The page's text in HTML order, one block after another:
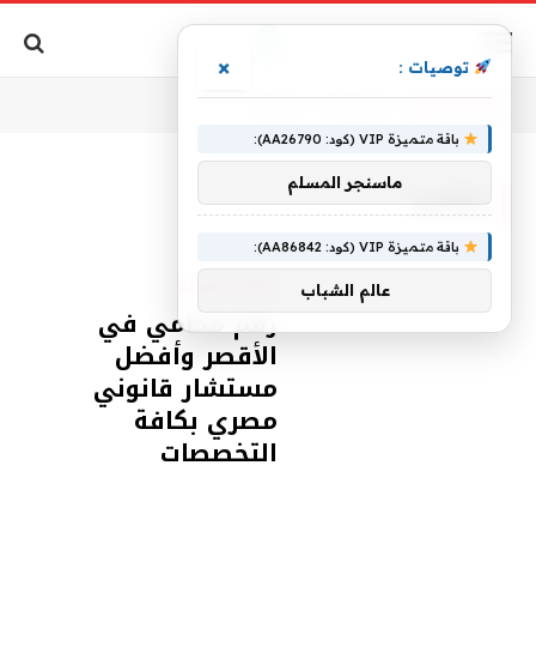
وأفضل
رقم محامي في
الأقصر وأفضل
مستشار قانوني
مصري بكافة
التخصصات
توصيات : ×
باقة متميزة VIP (كود: AA26790):
ماسنجر المسلم
باقة متميزة VIP (كود: AA86842):
عالم الشباب